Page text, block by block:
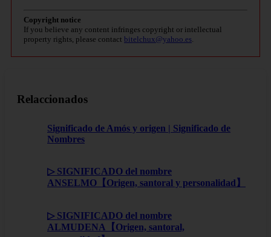
Copyright notice
If you believe any content infringes copyright or intellectual
property rights, please contact bitelchux@yahoo.es
Relaccionados
Significado de Amós y origen | Significado de
Nombres
▷ SIGNIFICADO del nombre
ANSELMO【Origen, santoral y personalidad】
▷ SIGNIFICADO del nombre
ALMUDENA【Origen, santoral,